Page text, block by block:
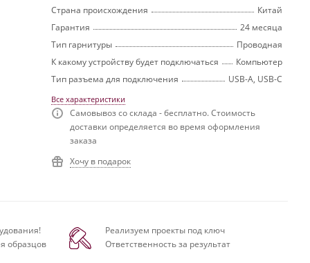
Страна происхождения
Китай
Гарантия
24 месяца
Тип гарнитуры
Проводная
К какому устройству будет подключаться
Компьютер
Тип разъема для подключения
USB-A, USB-C
Все характеристики
Самовывоз со склада - бесплатно. Стоимость
доставки определяется во время оформления
заказа
Хочу в подарок
образцов
Реализуем проекты под ключ
Ответственность за результат